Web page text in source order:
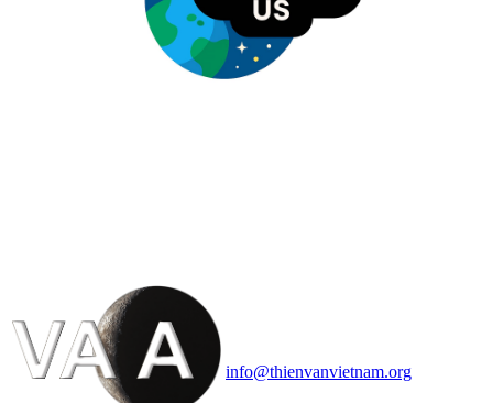
info@thienvanvietnam.org